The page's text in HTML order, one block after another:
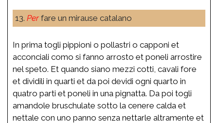
13. Perfare un mirause catalano
In prima togli pippioni o pollastri o capponi et
acconciali como si fanno arrosto et poneli arrostire
nel speto. Et quando siano mezzi cotti, cavali fore
et dividili in quarti et da poi devidi ogni quarto in
quatro parti et poneli in una pignatta. Da poi togli
amandole bruschulate sotto la cenere calda et
nettale con uno panno senza nettarle altramente et